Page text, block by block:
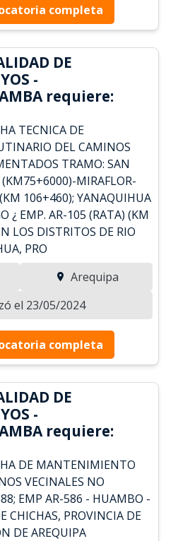
completa
DE
-
requiere:
TECNICA DE
DEL CAMINOS
TRAMO: SAN
MIRAFLOR-
106+460); YANAQUIHUA
¿ EMP. AR-105 (RATA) (KM
LOS DISTRITOS DE RIO
PRO
Arequipa
el 23/05/2024
completa
DE
-
requiere:
DE MANTENIMIENTO
VECINALES NO
EMP AR-586 - HUAMBO -
CHICHAS, PROVINCIA DE
DE AREQUIPA